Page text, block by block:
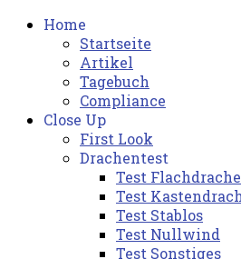
Home
Startseite
Artikel
Tagebuch
Compliance
Close Up
First Look
Drachentest
Test
Test
Test Stablos
Test Nullwind
Test Sonstiges